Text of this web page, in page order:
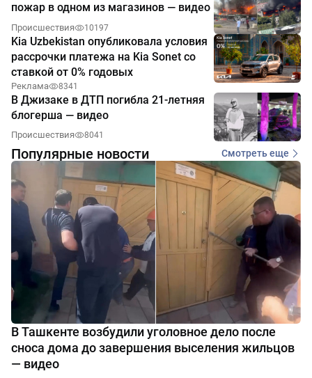
пожар в одном из магазинов — видео
Происшествия 10197
Kia Uzbekistan опубликовала условия
рассрочки платежа на Kia Sonet со
ставкой от 0% годовых
Реклама 8341
В Джизаке в ДТП погибла 21-летняя
блогерша — видео
Происшествия 8041
Популярные новости Смотреть еще
В Ташкенте возбудили уголовное дело после
сноса дома до завершения выселения жильцов
— видео